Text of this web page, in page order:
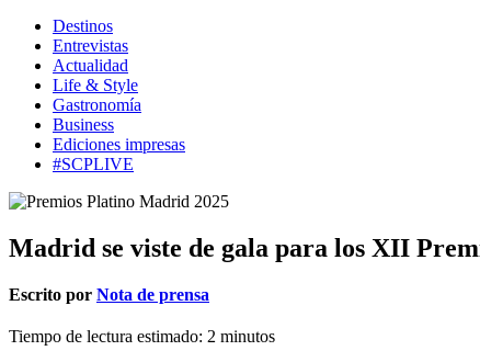
Destinos
Entrevistas
Actualidad
Life & Style
Gastronomía
Business
Ediciones impresas
#SCPLIVE
Madrid se viste de gala para los XII
Escrito por Nota de prensa
Tiempo de lectura estimado: 2 minutos